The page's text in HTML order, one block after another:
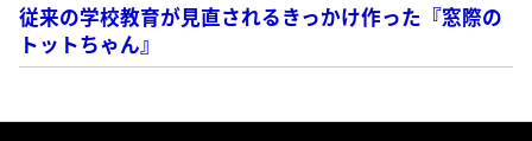
従来の学校教育が見直されるきっかけ作った『窓際の
トットちゃん』